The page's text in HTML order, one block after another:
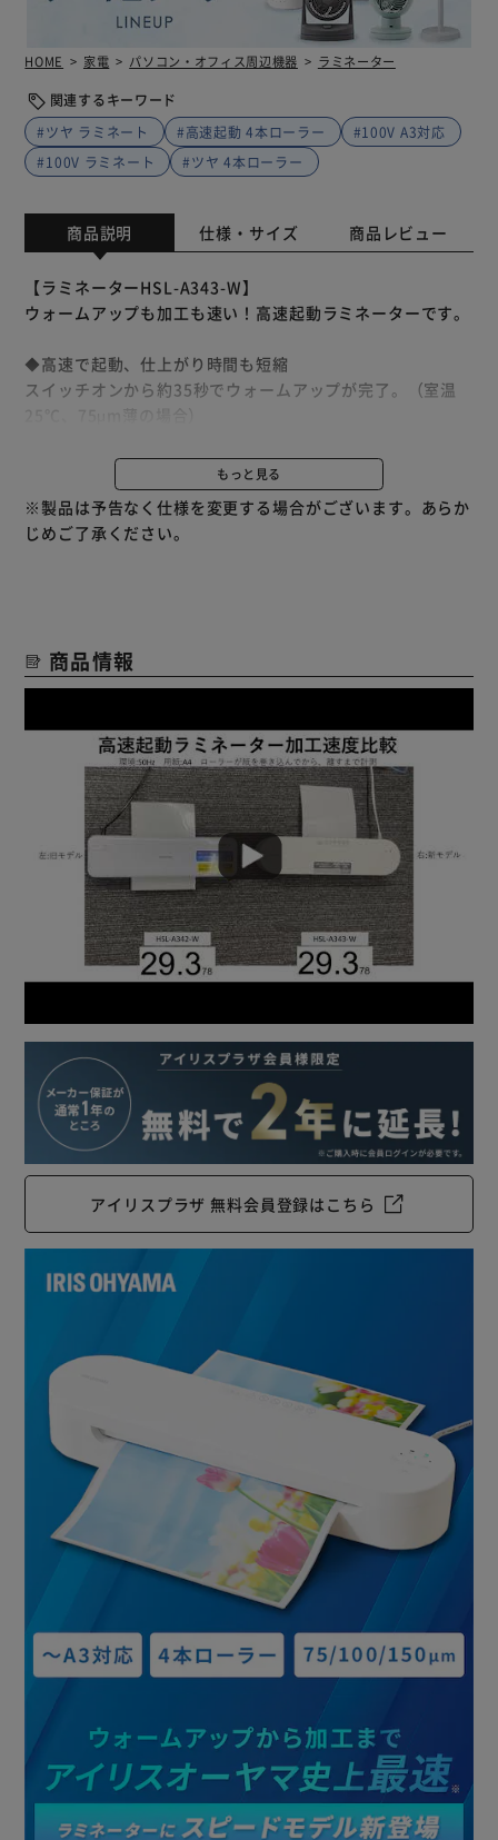
HOME 家電 パソコン・オフィス周辺機器 ラミネーター
関連するキーワード
#ツヤ ラミネート
#高速起動 4本ローラー
#100V A3対応
#100V ラミネート
#ツヤ 4本ローラー
商品説明 仕様・サイズ 商品レビュー
【ラミネーターHSL-A343-W】
ウォームアップも加工も速い！高速起動ラミネーターです。
◆高速で起動、仕上がり時間も短縮
スイッチオンから約35秒でウォームアップが完了。（室温
合。50Hzの場合は約36秒。)
高速起動とスピード加工で作業時間の短縮になります。
◆薄紙／厚紙モードが新搭載
◆リバース機能
フィルムが詰まったときは「逆転」ボタンを押して、フィル
ムをゆっくり引き抜いてください。
◆収納できるワイヤートレー
ラミネートしたフィルムを受け止め、変形を防ぎます。
使わないときはトレーを外して底面に収納可能。
【ラミネートフィルムLZ-A420】
用紙にツヤと張りを出し、水や汚れからしっかりガードする
ラミネートフィルムです。
もっと見る
※製品は予告なく仕様を変更する場合がございます。あらか
じめご了承ください。
商品情報
アイリスプラザ 無料会員登録はこちら